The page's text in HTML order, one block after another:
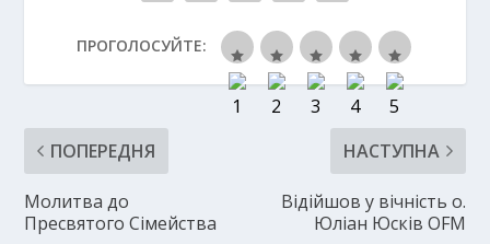
ПРОГОЛОСУЙТЕ:
ПОПЕРЕДНЯ
Молитва до
Пресвятого Сімейства
НАСТУПНА
Відійшов у вічність о.
Юліан Юсків OFM